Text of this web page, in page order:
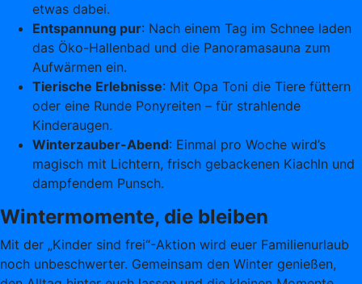
etwas dabei.
Entspannung pur: Nach einem Tag im Schnee laden
das Öko-Hallenbad und die Panoramasauna zum
Aufwärmen ein.
Tierische Erlebnisse: Mit Opa Toni die Tiere füttern
oder eine Runde Ponyreiten – für strahlende
Kinderaugen.
Winterzauber-Abend: Einmal pro Woche wird’s
magisch mit Lichtern, frisch gebackenen Kiachln und
dampfendem Punsch.
Wintermomente, die bleiben
Mit der „Kinder sind frei“-Aktion wird euer Familienurlaub
noch unbeschwerter. Gemeinsam den Winter genießen,